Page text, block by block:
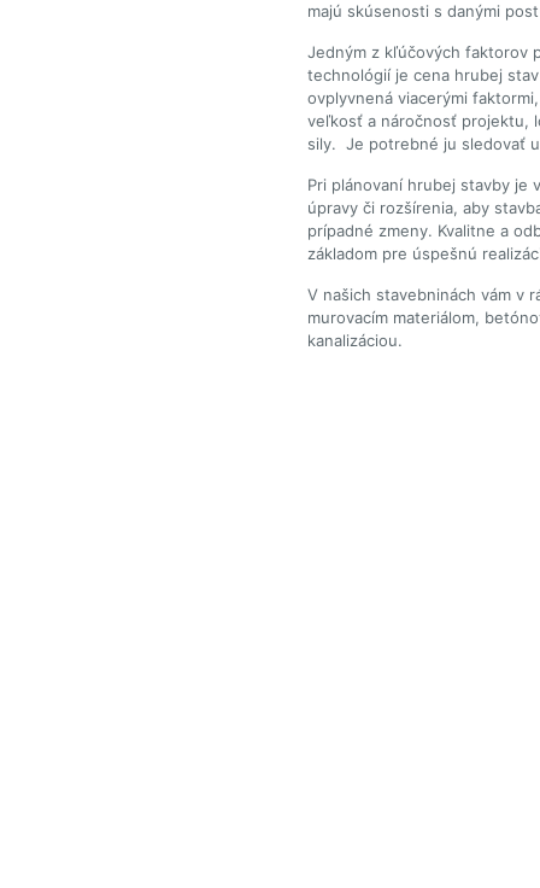
majú skúsenosti s danými
Jedným z kľúčových faktorov
technológií je cena hrubej
ovplyvnená viacerými
veľkosť a náročnosť projektu,
sily. Je potrebné ju sledovať
Pri plánovaní hrubej stavby je
úpravy či rozšírenia, aby
prípadné zmeny. Kvalitne a
základom pre úspešnú
V našich stavebninách vám v
murovacím materiálom,
kanalizáciou.